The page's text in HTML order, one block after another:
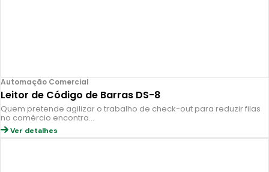
Automação Comercial
Leitor de Código de Barras DS-8
Quem pretende agilizar o trabalho de check-out para reduzir filas
no comércio encontra…
Ver detalhes